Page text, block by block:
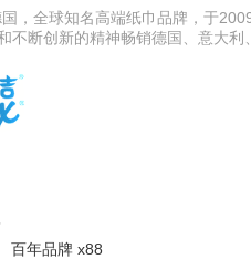
，全球知名高端纸巾品牌，于
不断创新的精神畅销德国、意大
百年品牌 x88